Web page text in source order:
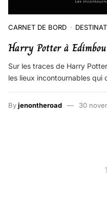
CARNET DE BORD
Harry Potter à
Sur les traces de Harry
les lieux incontournables qui
Byjenontheroad 30
1